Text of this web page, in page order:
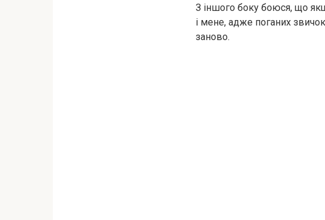
З іншого боку боюся, що
і мене, адже поганих
заново.